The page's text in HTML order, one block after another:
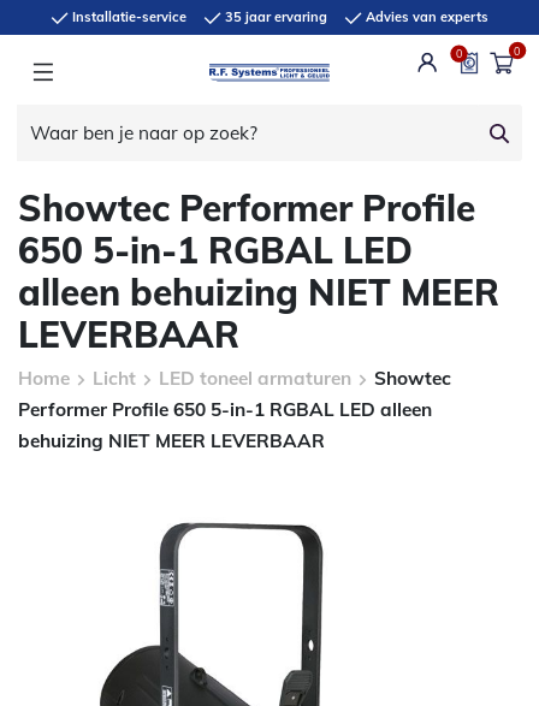
Installatie-service 35 jaar ervaring Advies van experts
0 0
Showtec Performer Profile
650 5-in-1 RGBAL LED
alleen behuizing NIET MEER
LEVERBAAR
Home Licht LED toneel armaturen
Showtec
Performer Profile 650 5-in-1 RGBAL LED alleen
behuizing NIET MEER LEVERBAAR